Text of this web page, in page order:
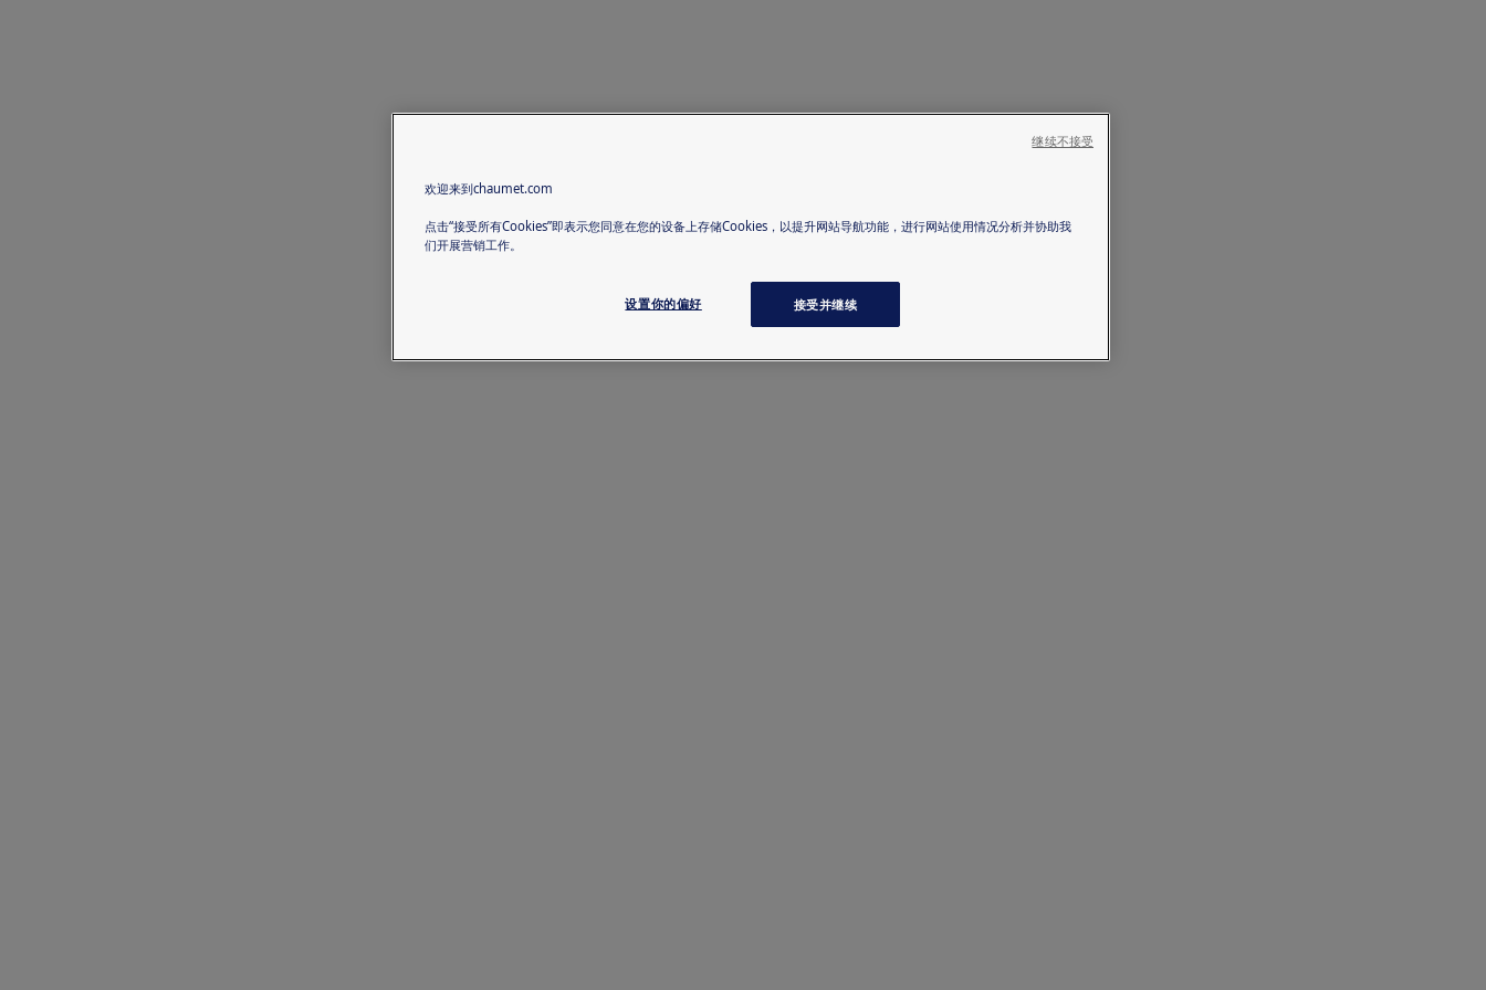
欢迎来到chaumet.com
点击“接受所有Cookies”即表示您同意在您的设备上存储Cookies，以提升网站导航功能，进行网站使用情况分析并协助我
们开展营销工作。
设置你的偏好 接受并继续
继续不接受